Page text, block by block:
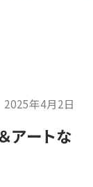
2025年4月2日
アートな